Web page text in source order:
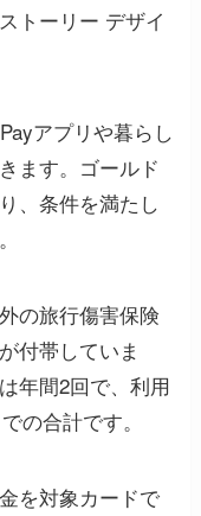
トーリー デザイ
アプリや暮らし
ます。ゴールド
、条件を満たし
の旅行傷害保険
付帯していま
年間2回で、利用
の合計です。
を対象カードで